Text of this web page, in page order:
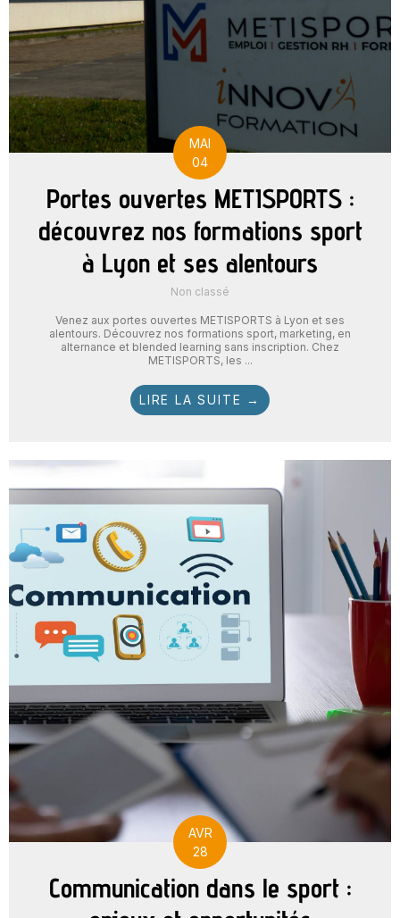
MAI
04
Portes ouvertes METISPORTS :
découvrez nos formations sport
à Lyon et ses alentours
Non classé
Venez aux portes ouvertes METISPORTS à Lyon et ses
alentours. Découvrez nos formations sport, marketing, en
alternance et blended learning sans inscription. Chez
METISPORTS, les ...
LIRE LA SUITE →
AVR
28
Communication dans le sport :